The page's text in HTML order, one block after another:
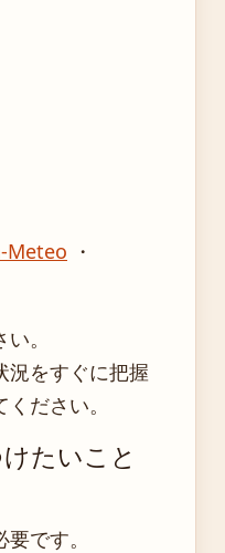
Meteo ・
。
況をすぐに把握
ださい。
たいこと
です。